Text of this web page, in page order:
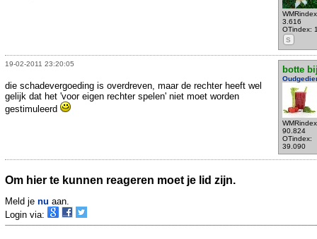
3.616
OTindex:
S
19-02-2011 23:20:05
botte
90.824
OTindex:
39.090
die schadevergoeding is overdreven, maar de rechter heeft wel
gelijk dat het 'voor eigen rechter spelen' niet moet worden
gestimuleerd
Om hier te kunnen reageren moet je lid zijn.
Meld je nu aan.
Login via: